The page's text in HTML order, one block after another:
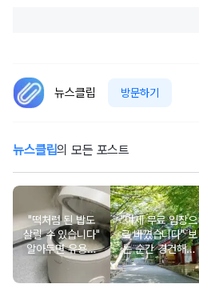
뉴스클립 방문하기
뉴스클립의 모든 포스트
"떡처럼 된 밥도
살릴 수 있습니다"
알아두면 유용한
물 많은 진 밥 살
리는 방법
"이제 무료 입장으
로 바꼈습니다" 보
는 순간 경건해지
고 마음이 편안해
지는 사찰 여행지